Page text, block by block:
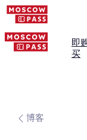
即
买
博客